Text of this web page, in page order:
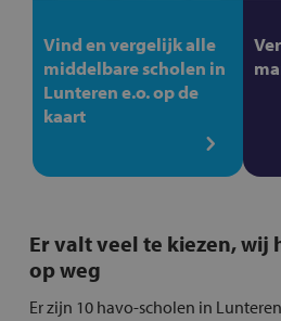
Vind en vergelijk alle
middelbare scholen in
Lunteren e.o. op de
kaart
Er valt veel te kiezen, wij
op weg
Er zijn 10 havo-scholen in